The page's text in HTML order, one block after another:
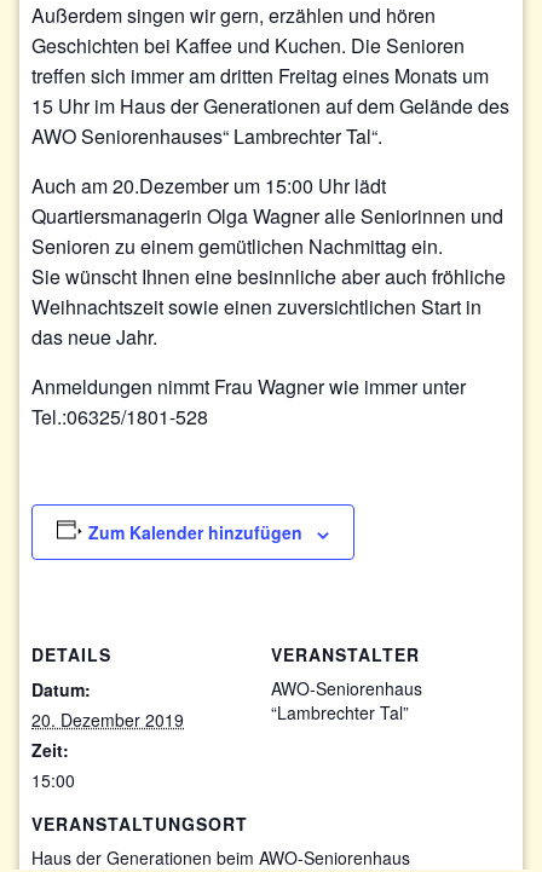
Außerdem singen wir gern, erzählen und hören
Geschichten bei Kaffee und Kuchen. Die Senioren
treffen sich immer am dritten Freitag eines Monats um
15 Uhr im Haus der Generationen auf dem Gelände des
AWO Seniorenhauses“ Lambrechter Tal“.
Auch am 20.Dezember um 15:00 Uhr lädt
Quartiersmanagerin Olga Wagner alle Seniorinnen und
Senioren zu einem gemütlichen Nachmittag ein.
Sie wünscht Ihnen eine besinnliche aber auch fröhliche
Weihnachtszeit sowie einen zuversichtlichen Start in
das neue Jahr.
Anmeldungen nimmt Frau Wagner wie immer unter
Tel.:06325/1801-528
Zum Kalender hinzufügen
DETAILS
Datum:
20. Dezember 2019
Zeit:
15:00
VERANSTALTUNGSORT
Haus der Generationen beim AWO-Seniorenhaus
VERANSTALTER
AWO-Seniorenhaus
“Lambrechter Tal”